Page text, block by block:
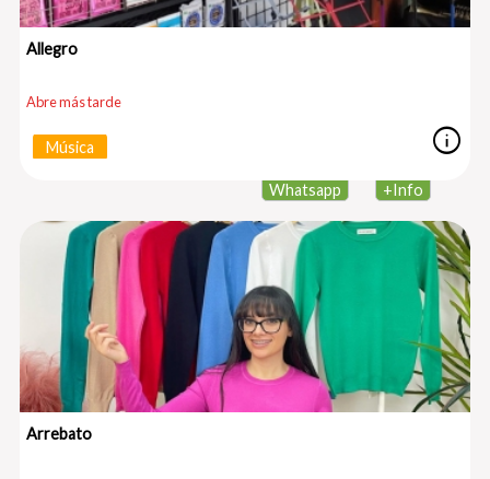
Allegro
Abre más tarde
Música info
+Info
Whatsapp
Arrebato